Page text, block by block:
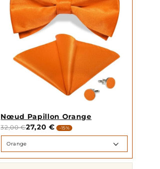
Nœud Papillon Orange
32,00 €27,20 € -15%